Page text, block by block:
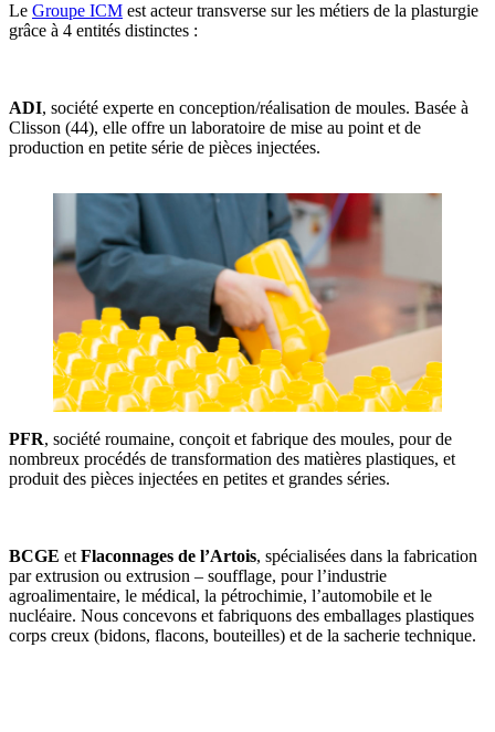
Le Groupe ICM est acteur transverse sur les métiers de la plasturgie
grâce à 4 entités distinctes :
ADI, société experte en conception/réalisation de moules. Basée à
Clisson (44), elle offre un laboratoire de mise au point et de
production en petite série de pièces injectées.
PFR, société roumaine, conçoit et fabrique des moules, pour de
nombreux procédés de transformation des matières plastiques, et
produit des pièces injectées en petites et grandes séries.
BCGE etFlaconnages de l’Artois, spécialisées dans la fabrication
par extrusion ou extrusion – soufflage, pour l’industrie
agroalimentaire, le médical, la pétrochimie, l’automobile et le
nucléaire. Nous concevons et fabriquons des emballages plastiques
corps creux (bidons, flacons, bouteilles) et de la sacherie technique.